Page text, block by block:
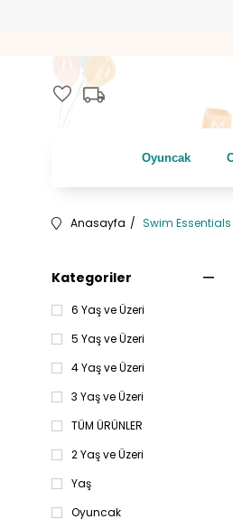
1.500
favorite local_shipping
Oyuncak
Anasayfa Swim Essentials
Kategoriler
6 Yaş ve Üzeri
5 Yaş ve Üzeri
4 Yaş ve Üzeri
3 Yaş ve Üzeri
TÜM ÜRÜNLER
2 Yaş ve Üzeri
Yaş
Oyuncak